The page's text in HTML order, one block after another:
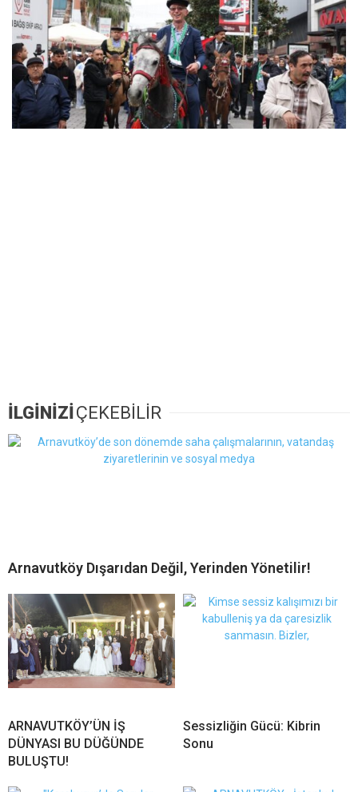
İLGİNİZİÇEKEBİLİR
Arnavutköy Dışarıdan Değil, Yerinden Yönetilir!
ARNAVUTKÖY’ÜN İŞ
DÜNYASI BU DÜĞÜNDE
BULUŞTU!
Sessizliğin Gücü: Kibrin
Sonu